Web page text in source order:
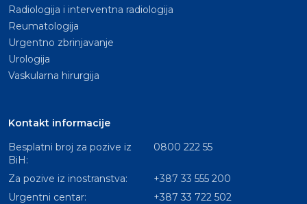
Radiologija i interventna radiologija
Reumatologija
Urgentno zbrinjavanje
Urologija
Vaskularna hirurgija
Kontakt informacije
Besplatni broj za pozive iz
BiH:
0800 222 55
Za pozive iz inostranstva:
+387 33 555 200
Urgentni centar:
+387 33 722 502